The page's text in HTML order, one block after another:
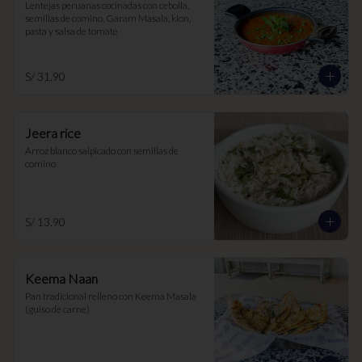
Lentejas peruanas cocinadas con cebolla,
semillas de comino, Garam Masala, kion,
pasta y salsa de tomate
S/ 31.90
Jeera rice
Arroz blanco salpicado con semillas de
comino
S/ 13.90
Keema Naan
Pan tradicional relleno con Keema Masala
(guiso de carne)